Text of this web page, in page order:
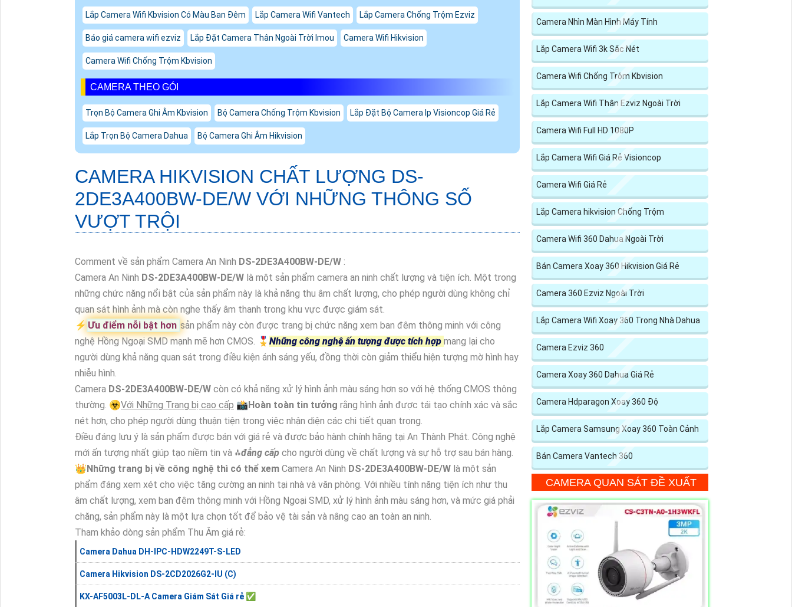
Lắp Camera Wifi Kbvision Có Màu Ban Đêm Lắp Camera Wifi Vantech Lắp Camera Chống Trộm Ezviz
Báo giá camera wifi ezviz Lắp Đặt Camera Thân Ngoài Trời Imou Camera Wifi Hikvision
Camera Wifi Chống Trộm Kbvision
CAMERA THEO GÓI
Trọn Bộ Camera Ghi Âm Kbvision Bộ Camera Chống Trộm Kbvision Lắp Đặt Bộ Camera Ip Visioncop Giá Rẻ
Lắp Trọn Bộ Camera Dahua Bộ Camera Ghi Âm Hikvision
CAMERA HIKVISION CHẤT LƯỢNG DS-
2DE3A400BW-DE/W VỚI NHỮNG THÔNG SỐ
VƯỢT TRỘI
Comment về sản phẩm Camera An Ninh DS-2DE3A400BW-DE/W :
Camera An Ninh DS-2DE3A400BW-DE/W là một sản phẩm camera an ninh chất lượng và tiện ích. Một trong
những chức năng nổi bật của sản phẩm này là khả năng thu âm chất lượng, cho phép người dùng không chỉ
quan sát hình ảnh mà còn nghe thấy âm thanh trong khu vực được giám sát.
️⚡ Ưu điểm nỗi bật hơn sản phẩm này còn được trang bị chức năng xem ban đêm thông minh với công
nghệ Hồng Ngoại SMD mạnh mẽ hơn CMOS. 🎖️ Những công nghệ ấn tượng được tích hợp mang lại cho
người dùng khả năng quan sát trong điều kiện ánh sáng yếu, đồng thời còn giảm thiểu hiện tượng mờ hình hay
nhiễu hình.
Camera DS-2DE3A400BW-DE/W còn có khả năng xử lý hình ảnh màu sáng hơn so với hệ thống CMOS thông
thường. ☣️Với Những Trang bị cao cấp 📸Hoàn toàn tin tưởng rằng hình ảnh được tái tạo chính xác và sắc
nét hơn, cho phép người dùng thuận tiện trong việc nhận diện các chi tiết quan trọng.
Điều đáng lưu ý là sản phẩm được bán với giá rẻ và được bảo hành chính hãng tại An Thành Phát. Công nghệ
mới ấn tượng nhất giúp tạo niềm tin và ⁂đẳng cấp cho người dùng về chất lượng và sự hỗ trợ sau bán hàng.
👑Những trang bị về công nghệ thì có thể xem Camera An Ninh DS-2DE3A400BW-DE/W là một sản
phẩm đáng xem xét cho việc tăng cường an ninh tại nhà và văn phòng. Với nhiều tính năng tiện ích như thu
âm chất lượng, xem ban đêm thông minh với Hồng Ngoại SMD, xử lý hình ảnh màu sáng hơn, và mức giá phải
chăng, sản phẩm này là một lựa chọn tốt để bảo vệ tài sản và nâng cao an toàn an ninh.
Tham khảo dòng sản phẩm Thu Âm giá rẻ:
Camera Dahua DH-IPC-HDW2249T-S-LED
Camera Hikvision DS-2CD2026G2-IU (C)
KX-AF5003L-DL-A Camera Giám Sát Giá rẻ ✅
Camera Nhìn Màn Hình Máy Tính
Lắp Camera Wifi 3k Sắc Nét
Camera Wifi Chống Trộm Kbvision
Lắp Camera Wifi Thân Ezviz Ngoài Trời
Camera Wifi Full HD 1080P
Lắp Camera Wifi Giá Rẻ Visioncop
Camera Wifi Giá Rẻ
Lắp Camera hikvision Chống Trộm
Camera Wifi 360 Dahua Ngoài Trời
Bán Camera Xoay 360 Hikvision Giá Rẻ
Camera 360 Ezviz Ngoài Trời
Lắp Camera Wifi Xoay 360 Trong Nhà Dahua
Camera Ezviz 360
Camera Xoay 360 Dahua Giá Rẻ
Camera Hdparagon Xoay 360 Độ
Lắp Camera Samsung Xoay 360 Toàn Cảnh
Bán Camera Vantech 360
CAMERA QUAN SÁT ĐỀ XUẤT